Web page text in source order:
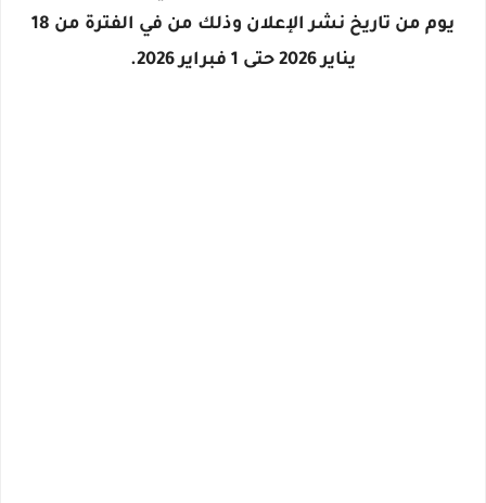
يوم من تاريخ نشر الإعلان وذلك من في الفترة من 18
يناير 2026 حتى 1 فبراير 2026.